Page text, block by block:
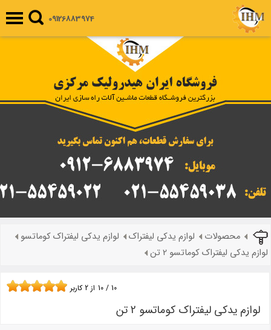
09126883974
محصولات لوازم یدکی لیفتراک
لوازم یدکی لیفتراک کوماتسو
لوازم یدکی لیفتراک کوماتسو 2 تن
لوازم یدکی لیفتراک کوماتسو 2 تن
10 / 10 از 2 کاربر